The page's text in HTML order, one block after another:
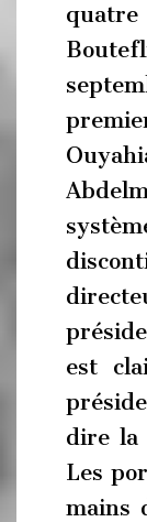
quatre
est
dire la
Les
mains